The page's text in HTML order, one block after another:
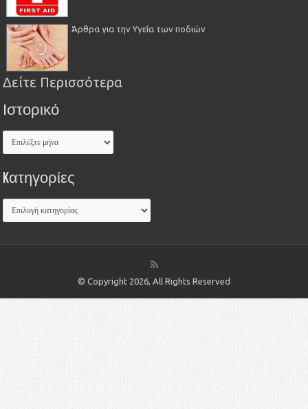
Άρθρα για την Υγεία των ποδιών
Δείτε Περισσότερα
Ιστορικό
Kατηγορίες
© Copyright 2026, All Rights Reserved